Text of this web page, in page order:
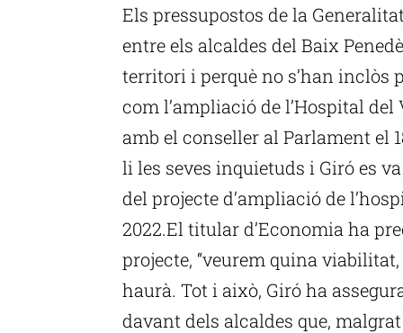
Els pressupostos de la
entre els alcaldes del Baix
territori i perquè no s’han inclòs
com l’ampliació de l’Hospital
amb el conseller al Parlament el
li les seves inquietuds i Giró es
del projecte d’ampliació de
2022.El titular d’Economia ha
projecte, “veurem quina
haurà. Tot i això, Giró ha
davant dels alcaldes que,